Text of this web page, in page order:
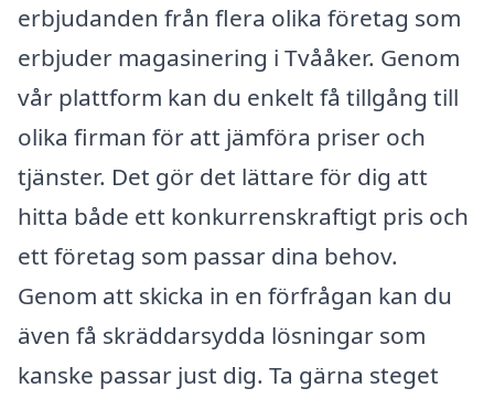
erbjudanden från flera olika företag som
erbjuder magasinering i Tvååker. Genom
vår plattform kan du enkelt få tillgång till
olika firman för att jämföra priser och
tjänster. Det gör det lättare för dig att
hitta både ett konkurrenskraftigt pris och
ett företag som passar dina behov.
Genom att skicka in en förfrågan kan du
även få skräddarsydda lösningar som
kanske passar just dig. Ta gärna steget